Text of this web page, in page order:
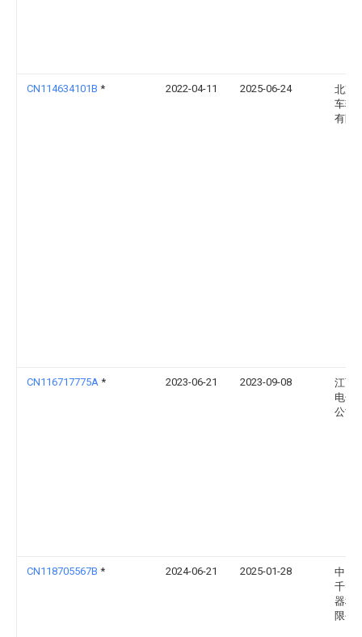
CN114634101B * 2022-04-11 2025-06-24
北京
车辆
有限
CN116717775A * 2023-06-21 2023-09-08
江西
电子
公司
CN118705567B * 2024-06-21 2025-01-28
中山
千智
器科
限公